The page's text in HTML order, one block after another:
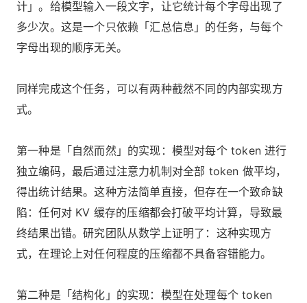
计」。给模型输入一段文字，让它统计每个字母出现了
多少次。这是一个只依赖「汇总信息」的任务，与每个
字母出现的顺序无关。
同样完成这个任务，可以有两种截然不同的内部实现方
式。
第一种是「自然而然」的实现：模型对每个 token 进行
独立编码，最后通过注意力机制对全部 token 做平均，
得出统计结果。这种方法简单直接，但存在一个致命缺
陷：任何对 KV 缓存的压缩都会打破平均计算，导致最
终结果出错。研究团队从数学上证明了：这种实现方
式，在理论上对任何程度的压缩都不具备容错能力。
第二种是「结构化」的实现：模型在处理每个 token